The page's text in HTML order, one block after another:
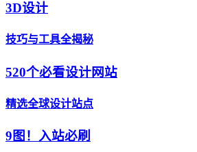
3D设计
技巧与工具全揭秘
520个必看设计网站
精选全球设计站点
9图！入站必刷